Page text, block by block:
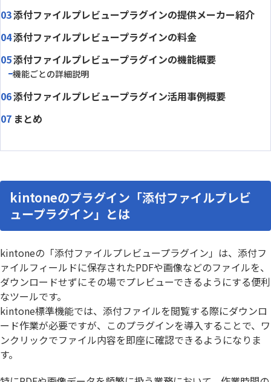
添付ファイルプレビュープラグインの提供メーカー紹介
添付ファイルプレビュープラグインの料金
添付ファイルプレビュープラグインの機能概要
機能ごとの詳細説明
添付ファイルプレビュープラグイン活用事例概要
まとめ
kintoneのプラグイン「添付ファイルプレビ
ュープラグイン」とは
kintoneの「添付ファイルプレビュープラグイン」は、添付フ
ァイルフィールドに保存されたPDFや画像などのファイルを、
ダウンロードせずにその場でプレビューできるようにする便利
なツールです。
kintone標準機能では、添付ファイルを閲覧する際にダウンロ
ード作業が必要ですが、このプラグインを導入することで、ワ
ンクリックでファイル内容を即座に確認できるようになりま
す。